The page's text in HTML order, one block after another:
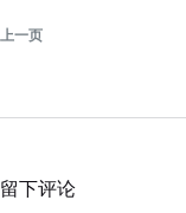
上一页
留下评论